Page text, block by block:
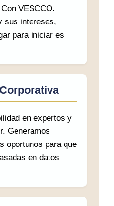
VESCCO.
sus intereses,
para iniciar es
en expertos y
Generamos
oportunos para que
en datos